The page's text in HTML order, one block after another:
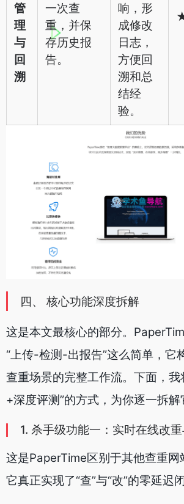
管
理
与
回
溯
一次查
重，并保
存历史报
告。
响，形
成修改
日志，
方便回
溯和总
结经
验。
四、 核心功能深度拆解
这是本文最核心的部分。
“上传-检测-出报告”这么简单，它
查重场景的完整工作流。下面，我
+深度评测”的方式，为你逐一拆解
1. 杀手级功能一：实时在线改
这是PaperTime区别于其他查重网
它真正实现了“查”与“改”的零延迟闭